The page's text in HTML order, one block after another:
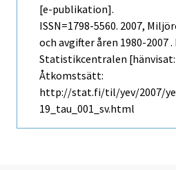
[e-publikation].
ISSN=1798-5560. 2007,
och avgifter åren 1980-2007
Statistikcentralen [hänvisat:
Åtkomstsätt:
http://stat.fi/til/yev/2007/
19_tau_001_sv.html